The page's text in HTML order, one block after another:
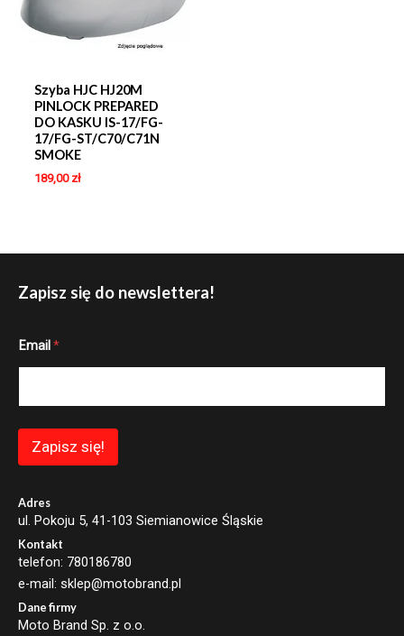
Szyba HJC HJ20M
PINLOCK PREPARED
DO KASKU IS-17/FG-
17/FG-ST/C70/C71N
SMOKE
189,00 zł
Zapisz się do newslettera!
E
l
i
Email *
Zapisz się!
Adres
ul. Pokoju 5, 41-103 Siemianowice Śląskie
Kontakt
telefon: 780186780
e-mail: sklep@motobrand.pl
Dane firmy
Moto Brand Sp. z o.o.